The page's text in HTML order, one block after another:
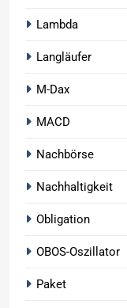
Lambda
Langläufer
M-Dax
MACD
Nachbörse
Nachhaltigkeit
Obligation
OBOS-Oszillator
Paket